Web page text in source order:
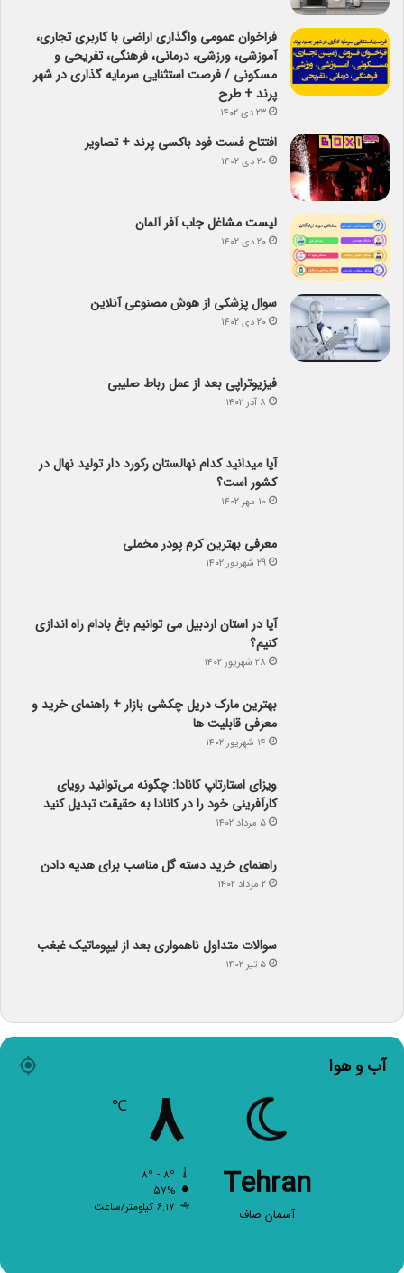
فراخوان عمومی واگذاری اراضی با کاربری تجاری،
آموزشی، ورزشی، درمانی، فرهنگی، تفریحی و
مسکونی / فرصت استثنایی سرمایه گذاری در شهر
پرند + طرح
۲۳ دی ۱۴۰۲
افتتاح فست فود باکسی پرند + تصاویر
۲۰ دی ۱۴۰۲
لیست مشاغل جاب آفر آلمان
۲۰ دی ۱۴۰۲
سوال پزشکی از هوش مصنوعی آنلاین
۲۰ دی ۱۴۰۲
فیزیوتراپی بعد از عمل رباط صلیبی
۸ آذر ۱۴۰۲
کشور است؟
۱۰ مهر ۱۴۰۲
معرفی بهترین کرم پودر مخملی
آیا در استان اردبیل می توانیم باغ بادام راه اندازی
کنیم؟
بهترین مارک دریل چکشی بازار + راهنمای خرید و
معرفی قابلیت ها
۱۴ شهریور ۱۴۰۲
ویزای استارتاپ کانادا: چگونه می‌توانید رویای
کارآفرینی خود را در کانادا به حقیقت تبدیل کنید
۵ مرداد ۱۴۰۲
۵ تیر ۱۴۰۲
آب و هوا
Tehran
آسمان صاف
۸
۸º - ۸º
۶.۱۷ کیلومتر/ساعت